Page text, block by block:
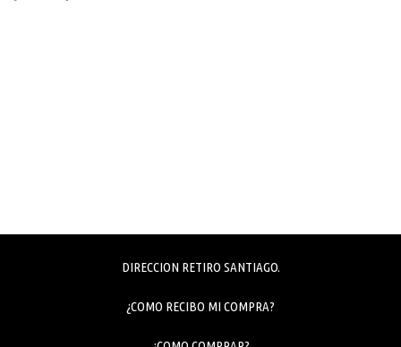
DIRECCION RETIRO SANTIAGO.
¿COMO RECIBO MI COMPRA?